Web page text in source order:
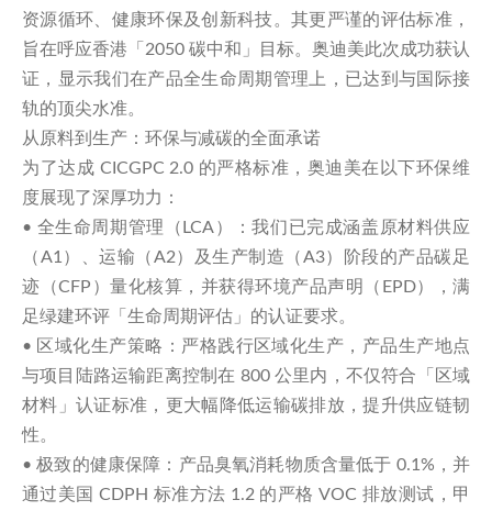
资源循环、健康环保及创新科技。其更严谨的评估标准，
旨在呼应香港「2050 碳中和」目标。奥迪美此次成功获认
证，显示我们在产品全生命周期管理上，已达到与国际接
轨的顶尖水准。
从原料到生产：环保与减碳的全面承诺
为了达成 CICGPC 2.0 的严格标准，奥迪美在以下环保维
度展现了深厚功力：
• 全生命周期管理（LCA）：我们已完成涵盖原材料供应
（A1）、运输（A2）及生产制造（A3）阶段的产品碳足
迹（CFP）量化核算，并获得环境产品声明（EPD），满
足绿建环评「生命周期评估」的认证要求。
• 区域化生产策略：严格践行区域化生产，产品生产地点
与项目陆路运输距离控制在 800 公里内，不仅符合「区域
材料」认证标准，更大幅降低运输碳排放，提升供应链韧
性。
• 极致的健康保障：产品臭氧消耗物质含量低于 0.1%，并
通过美国 CDPH 标准方法 1.2 的严格 VOC 排放测试，甲